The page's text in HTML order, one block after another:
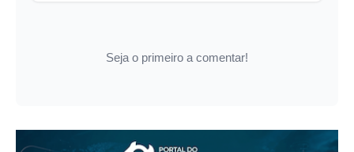
Seja o primeiro a comentar!